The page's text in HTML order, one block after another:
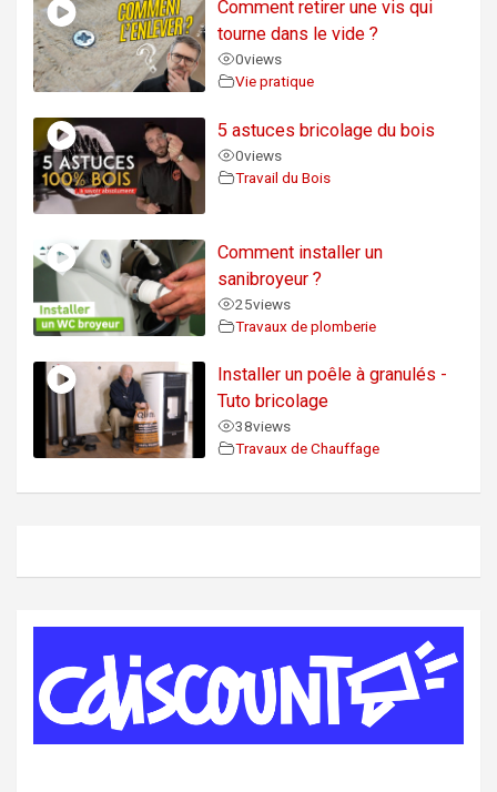
Comment retirer une vis qui
tourne dans le vide ?
0views
Vie pratique
5 astuces bricolage du bois
0views
Travail du Bois
Comment installer un
sanibroyeur ?
25views
Travaux de plomberie
Installer un poêle à granulés -
Tuto bricolage
38views
Travaux de Chauffage